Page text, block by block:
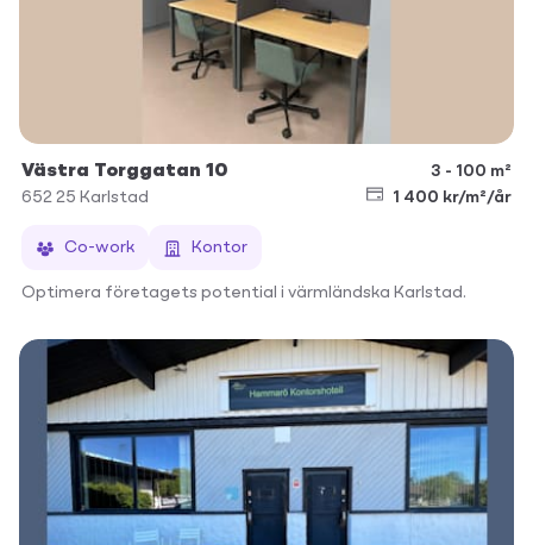
Västra Torggatan 10
3 - 100 m²
652 25 Karlstad 1 400 kr/m²/år
Co-work Kontor
Optimera företagets potential i värmländska Karlstad.